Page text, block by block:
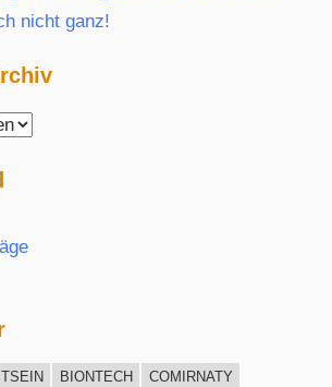
nicht ganz!
BIONTECH
COMIRNATY